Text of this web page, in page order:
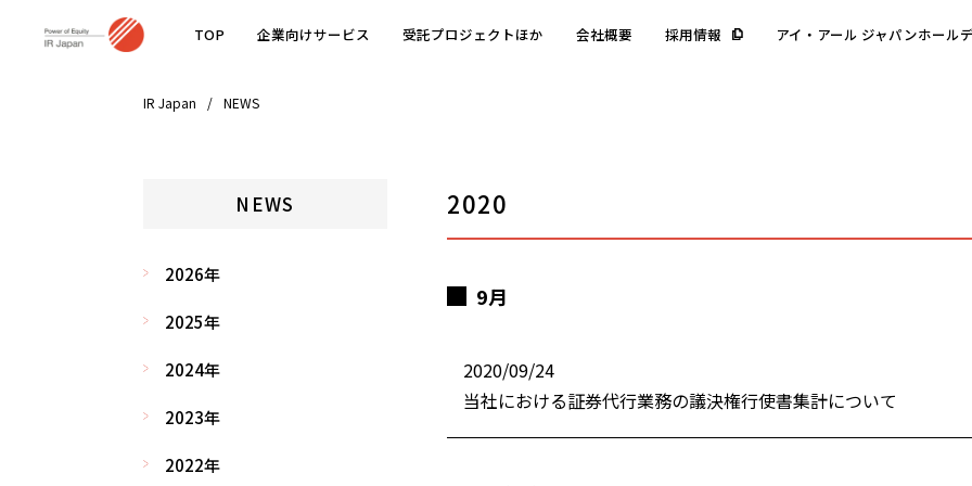
TOP 企業向けサービス 受託プロジェクトほか 会社概要 採用情報 アイ・アール ジャパンホール
IR Japan NEWS
NEWS
2026年
2025年
2024年
2023年
2022年
2020
9月
2020/09/24
当社における証券代行業務の議決権行使書集計について